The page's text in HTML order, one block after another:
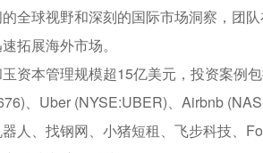
全球视野和深刻的国际市场洞察，团
拓展海外市场。
资本管理规模超15亿美元，投资案例
、Uber (NYSE:UBER)、Airbnb
人、找钢网、小猪短租、飞步科技、